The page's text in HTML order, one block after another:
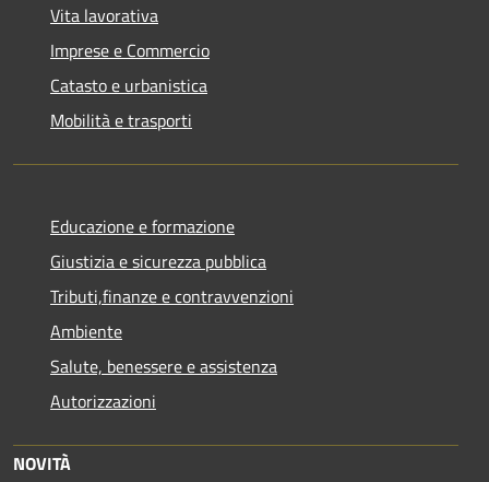
Vita lavorativa
Imprese e Commercio
Catasto e urbanistica
Mobilità e trasporti
Educazione e formazione
Giustizia e sicurezza pubblica
Tributi,finanze e contravvenzioni
Ambiente
Salute, benessere e assistenza
Autorizzazioni
NOVITÀ